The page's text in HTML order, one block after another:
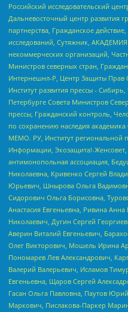
Российский исследовательский
Дальневосточный центр развития
партнерства, Гражданское
исследований, Сутяжник,
некоммерческих организаций,
Министров северных стран,
Интернешнл-Р, Центр Защиты Прав
Институт развития прессы -
Петербурге Совета Министров
прессы, Гражданский контроль,
по сохранению наследия
МЕМО. РУ, Институт региональной
Информации, Экозащита!-
антимонопольная ассоциация,
Николаевна, Кривенко Сергей
Юрьевич, Шнырова Ольга
Сидорович Ольга Борисовна,
Анастасия Евгеньевна, Ривина
Николаевич, Дугин Сергей
Аверин Виталий Евгеньевич,
Олег Викторович, Мошель Ирина
Пономарев Лев Александрович,
Валерий Валерьевич, Исламов
Евгеньевна, Щаров Сергей
Гасан Ольга Павловна, Паутов
Маркович, Пислакова-Паркер